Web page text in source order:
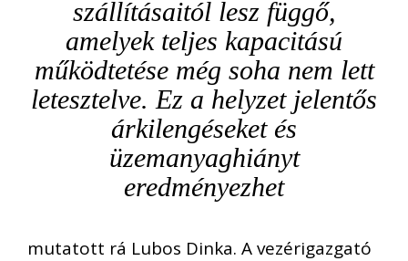
szállításaitól lesz függő,
amelyek teljes kapacitású
működtetése még soha nem lett
letesztelve. Ez a helyzet jelentős
árkilengéseket és
üzemanyaghiányt
eredményezhet
mutatott rá Lubos Dinka. A vezérigazgató